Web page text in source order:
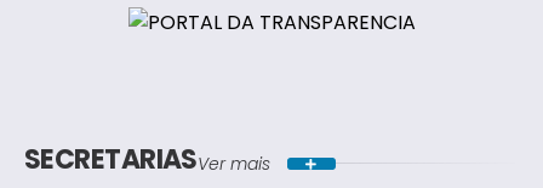
SECRETARIASVer mais